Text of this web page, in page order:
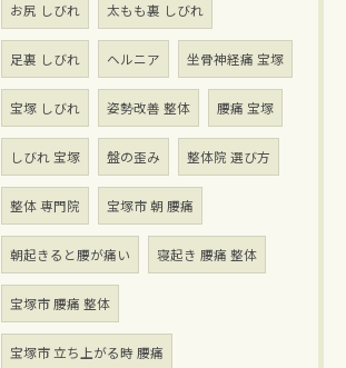
お尻 しびれ 太もも裏 しびれ
足裏 しびれ ヘルニア 坐骨神経痛 宝塚
宝塚 しびれ 姿勢改善 整体 腰痛 宝塚
しびれ 宝塚 盤の歪み 整体院 選び方
整体 専門院 宝塚市 朝 腰痛
朝起きると腰が痛い 寝起き 腰痛 整体
宝塚市 腰痛 整体
宝塚市 立ち上がる時 腰痛